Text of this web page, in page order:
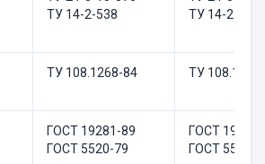
ТУ 14-2-538
ТУ 14-2-538
ТУ 108.1268-84 ТУ
ГОСТ 19281-89
ГОСТ 5520-79
ГОСТ
ГОСТ 5520-